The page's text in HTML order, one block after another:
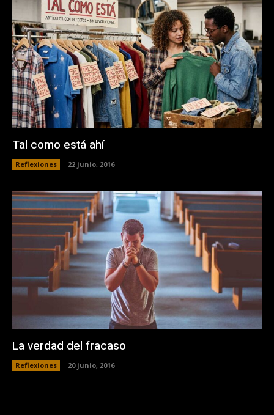
Tal como está ahí
Reflexiones 22 junio, 2016
La verdad del fracaso
Reflexiones 20 junio, 2016